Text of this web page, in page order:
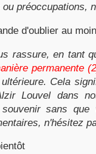
préoccupations,
d'oublier au
rassure, en tant
permanente
Cela
Louvel dans
sans
n'hésitez